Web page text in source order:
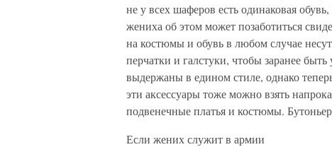
не у всех шаферов есть одинаковая
жениха об этом может позаботиться
на костюмы и обувь в любом случае
перчатки и галстуки, чтобы заранее
выдержаны в едином стиле, однако
эти аксессуары тоже можно взять
подвенечные платья и костюмы.
Если жених служит в армии